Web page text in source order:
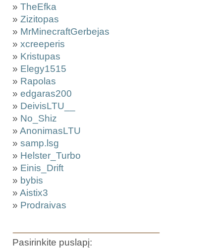
» TheEfka
» Zizitopas
» MrMinecraftGerbejas
» xcreeperis
» Kristupas
» Elegy1515
» Rapolas
» edgaras200
» DeivisLTU__
» No_Shiz
» AnonimasLTU
» samp.lsg
» Helster_Turbo
» Einis_Drift
» bybis
» Aistix3
» Prodraivas
Pasirinkite puslapį: